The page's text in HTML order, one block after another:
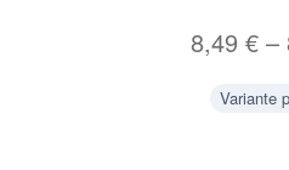
8,49 €–
Variante